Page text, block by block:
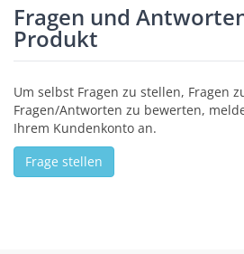
Fragen und
Produkt
Um selbst Fragen zu stellen, Fragen
Fragen/Antworten zu bewerten,
Ihrem Kundenkonto an.
Frage stellen